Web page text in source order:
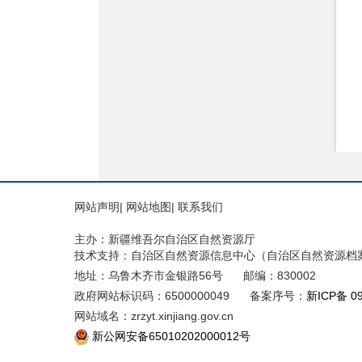
网站声明| 网站地图| 联系我们
主办：新疆维吾尔自治区自然资源厅
技术支持：自治区自然资源信息中心（自治区自然资源档
地址：乌鲁木齐市金银路56号
邮编：830002
政府网站标识码：6500000049
备案序号： 新ICP备
网站域名：zrzyt.xinjiang.gov.cn
新公网安备65010202000012号